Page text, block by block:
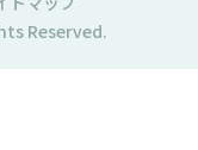
Reserved.